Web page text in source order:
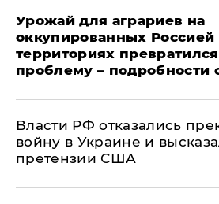
Урожай для аграриев на
оккупированных Россией
территориях
проблему – подробности
Власти РФ отказались
войну в Украине и
претензии США